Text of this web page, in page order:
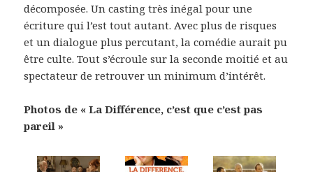
décomposée. Un casting très inégal pour une
écriture qui l’est tout autant. Avec plus de risques
et un dialogue plus percutant, la comédie aurait pu
être culte. Tout s’écroule sur la seconde moitié et au
spectateur de retrouver un minimum d’intérêt.
Photos de « La Différence, c’est que c’est pas
pareil »